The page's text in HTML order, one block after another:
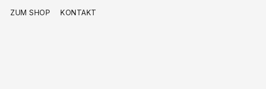
ZUM SHOP KONTAKT